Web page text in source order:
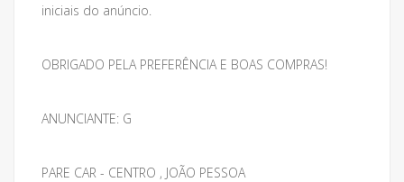
iniciais do anúncio.
OBRIGADO PELA PREFERÊNCIA E BOAS COMPRAS!
ANUNCIANTE: G
PARE CAR - CENTRO , JOÃO PESSOA